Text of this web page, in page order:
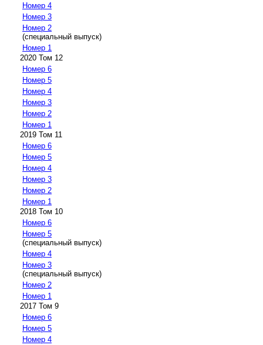
Номер 4
Номер 3
Номер 2
(специальный выпуск)
Номер 1
2020 Том 12
Номер 6
Номер 5
Номер 4
Номер 3
Номер 2
Номер 1
2019 Том 11
Номер 6
Номер 5
Номер 4
Номер 3
Номер 2
Номер 1
2018 Том 10
Номер 6
Номер 5
(специальный выпуск)
Номер 4
Номер 3
(специальный выпуск)
Номер 2
Номер 1
2017 Том 9
Номер 6
Номер 5
Номер 4